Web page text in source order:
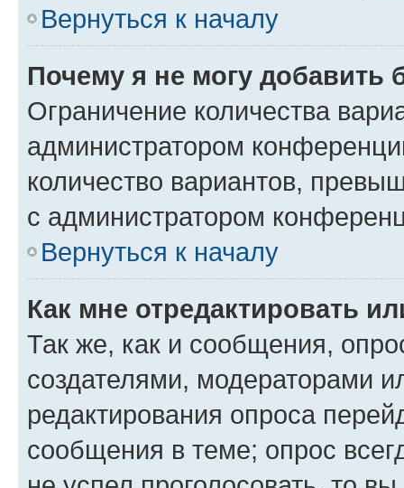
Вернуться к началу
Почему я не могу добавить
Ограничение количества
администратором
количество вариантов,
с администратором
Вернуться к началу
Как мне отредактировать
Так же, как и сообщения,
создателями, модераторами
редактирования опроса
сообщения в теме; опрос